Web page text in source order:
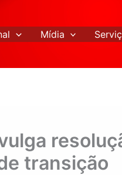
Mídia
transição